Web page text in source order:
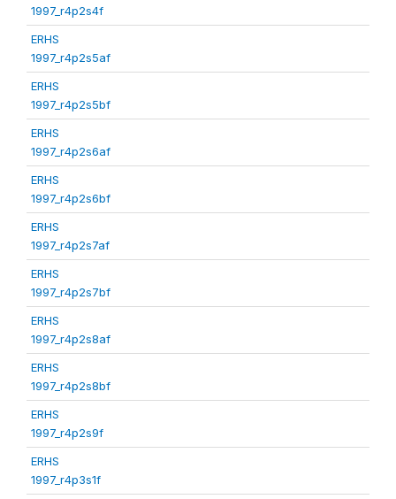
1997_r4p2s4f
ERHS
1997_r4p2s5af
ERHS
1997_r4p2s5bf
ERHS
1997_r4p2s6af
ERHS
1997_r4p2s6bf
ERHS
1997_r4p2s7af
ERHS
1997_r4p2s7bf
ERHS
1997_r4p2s8af
ERHS
1997_r4p2s8bf
ERHS
1997_r4p2s9f
ERHS
1997_r4p3s1f